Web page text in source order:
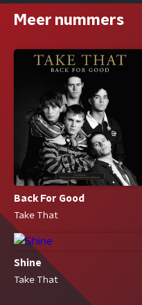
Meer nummers
Back For Good
Take That
Shine
Take That